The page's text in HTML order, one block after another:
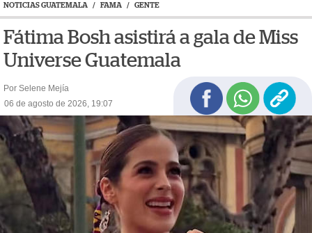
NOTICIAS GUATEMALA / FAMA / GENTE
Fátima Bosh asistirá a gala de Miss
Universe Guatemala
Por Selene Mejía
06 de agosto de 2026, 19:07